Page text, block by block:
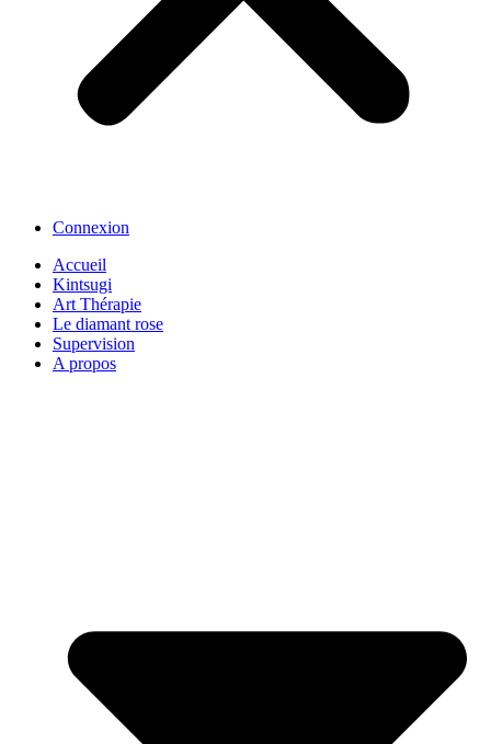
Connexion
Accueil
Kintsugi
Art Thérapie
Le diamant rose
Supervision
A propos